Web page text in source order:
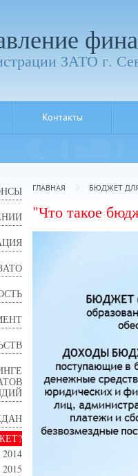
ЗАТО г.
Контакты
ГЛАВНАЯ БЮДЖЕТ
"Что такое